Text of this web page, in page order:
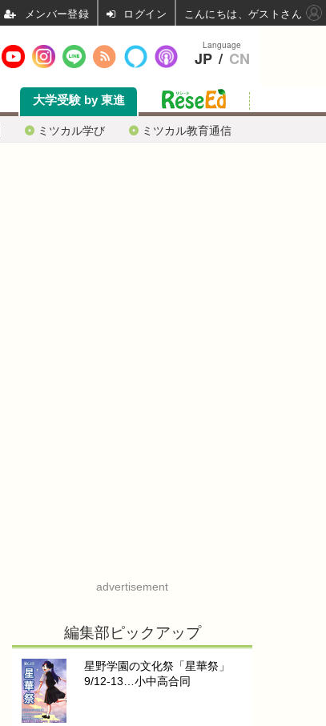
ミツカル学び ミツカル教育通信
大学受験 by 東進
advertisement
編集部ピックアップ
星野学園の文化祭「星華祭」
9/12-13…小中高合同
Language
JP / CN
ログイン こんにちは、ゲストさん